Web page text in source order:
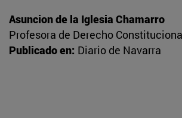
Asuncion de la Iglesia Chamarro
Profesora de Derecho
Publicado en: Diario de Navarra